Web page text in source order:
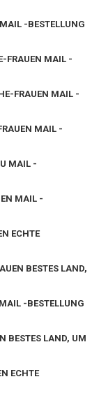
-BESTELLUNG
FRAUEN MAIL -
FRAUEN MAIL -
MAIL -
MAIL -
MAIL -
ECHTE
BESTES LAND,
-BESTELLUNG
BESTES LAND, UM
ECHTE